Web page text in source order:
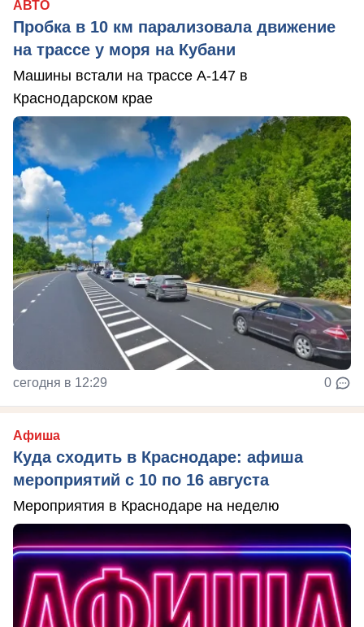
АВТО
Пробка в 10 км парализовала движение
на трассе у моря на Кубани
Машины встали на трассе А-147 в
Краснодарском крае
сегодня в 12:29 0
Афиша
Куда сходить в Краснодаре: афиша
мероприятий с 10 по 16 августа
Мероприятия в Краснодаре на неделю